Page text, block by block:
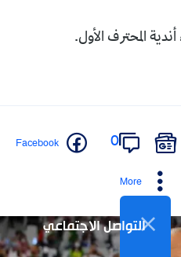
المحترف الأول.
0
Facebook
More
التواصل الاجتماعي